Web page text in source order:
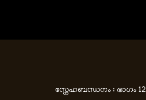
സ്നേഹബന്ധനം : ഭാഗം 12